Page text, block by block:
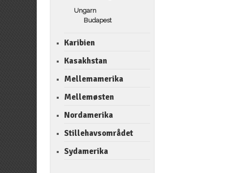
Ungarn
Budapest
Karibien
Kasakhstan
Mellemamerika
Mellemøsten
Nordamerika
Stillehavsområdet
Sydamerika